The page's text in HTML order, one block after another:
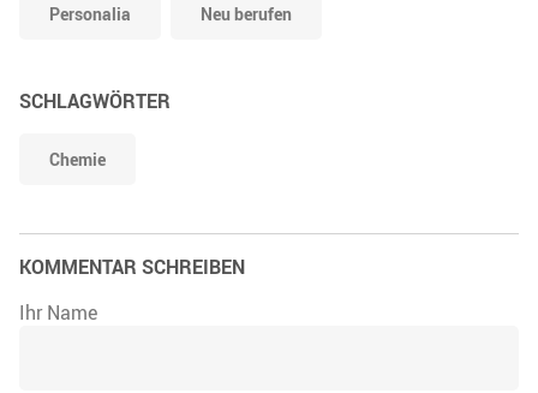
Personalia Neu berufen
SCHLAGWÖRTER
Chemie
KOMMENTAR SCHREIBEN
Ihr Name